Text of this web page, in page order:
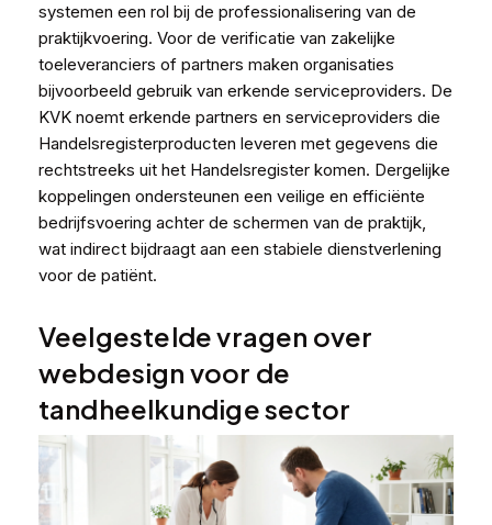
systemen een rol bij de professionalisering van de
praktijkvoering. Voor de verificatie van zakelijke
toeleveranciers of partners maken organisaties
bijvoorbeeld gebruik van erkende serviceproviders. De
KVK noemt erkende partners en serviceproviders die
Handelsregisterproducten leveren met gegevens die
rechtstreeks uit het Handelsregister komen. Dergelijke
koppelingen ondersteunen een veilige en efficiënte
bedrijfsvoering achter de schermen van de praktijk,
wat indirect bijdraagt aan een stabiele dienstverlening
voor de patiënt.
Veelgestelde vragen over
webdesign voor de
tandheelkundige sector